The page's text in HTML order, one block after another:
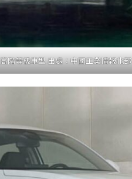
階等級車型 出處：中國工業情報化部